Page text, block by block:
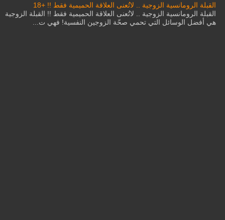
القبلة الرومانسية الزوجية .. لاتُعنى العلاقة الحميمية فقط !! +18
القبلة الرومانسية الزوجية .. لاتُعنى العلاقة الحميمية فقط !! القبلة الزوجية
هي أفضل الوسائل التي تحمي صحّة الزوجين النفسية! فهي ت...